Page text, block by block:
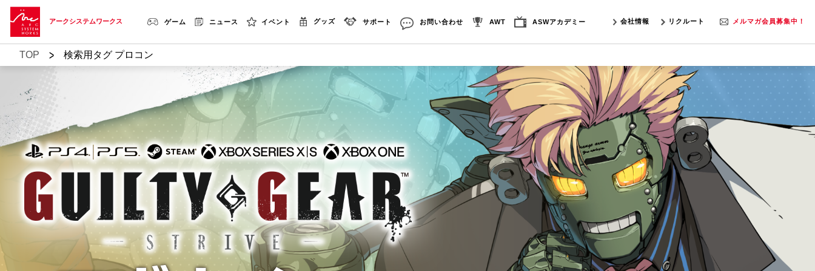
アークシステムワークス ゲーム ニュース イベント グッズ サポート お問い合わせ AWT ASWアカデミー 会社情報 リクルート メルマガ会員募集中！
TOP > 検索用タグ プロコン